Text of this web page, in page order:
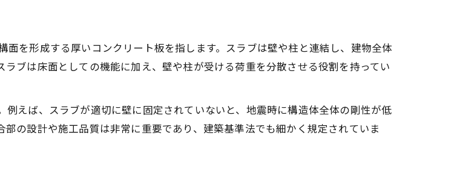
音性能の目安を理解しよう
スラブ住宅の遮音対策ポイント
遮音性を高める設計ポイント
を形成する厚いコンクリート板を指します。スラブは壁や柱と連結し、建物全体
ブは床面としての機能に加え、壁や柱が受ける荷重を分散させる役割を持ってい
えば、スラブが適切に壁に固定されていないと、地震時に構造体全体の剛性が低
の設計や施工品質は非常に重要であり、建築基準法でも細かく規定されていま